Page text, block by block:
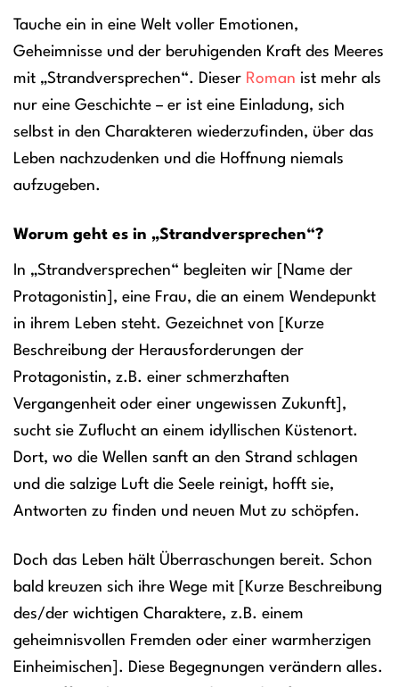
Tauche ein in eine Welt voller Emotionen,
Geheimnisse und der beruhigenden Kraft des Meeres
mit „Strandversprechen“. Dieser Roman ist mehr als
nur eine Geschichte – er ist eine Einladung, sich
selbst in den Charakteren wiederzufinden, über das
Leben nachzudenken und die Hoffnung niemals
aufzugeben.
Worum geht es in „Strandversprechen“?
In „Strandversprechen“ begleiten wir [Name der
Protagonistin], eine Frau, die an einem Wendepunkt
in ihrem Leben steht. Gezeichnet von [Kurze
Beschreibung der Herausforderungen der
Protagonistin, z.B. einer schmerzhaften
Vergangenheit oder einer ungewissen Zukunft],
sucht sie Zuflucht an einem idyllischen Küstenort.
Dort, wo die Wellen sanft an den Strand schlagen
und die salzige Luft die Seele reinigt, hofft sie,
Antworten zu finden und neuen Mut zu schöpfen.
Doch das Leben hält Überraschungen bereit. Schon
bald kreuzen sich ihre Wege mit [Kurze Beschreibung
des/der wichtigen Charaktere, z.B. einem
geheimnisvollen Fremden oder einer warmherzigen
Einheimischen]. Diese Begegnungen verändern alles.